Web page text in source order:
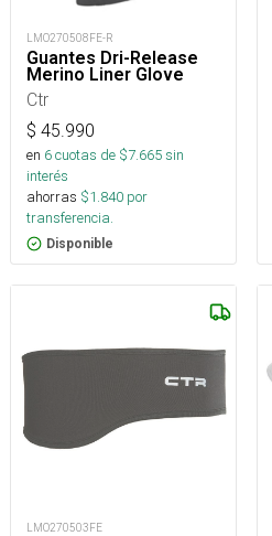
LMO270508FE-R
Guantes Dri-Release
Merino Liner Glove
Ctr
$ 45.990
en 6cuotas de $7.665sin
interés
ahorras $1.840 por
transferencia.
Disponible
LMO270503FE